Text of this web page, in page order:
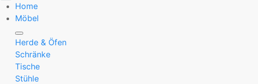
Home
Möbel
Herde & Öfen
Schränke
Tische
Stühle